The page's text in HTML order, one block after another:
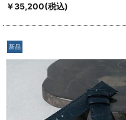
￥35,200(税込)
新品